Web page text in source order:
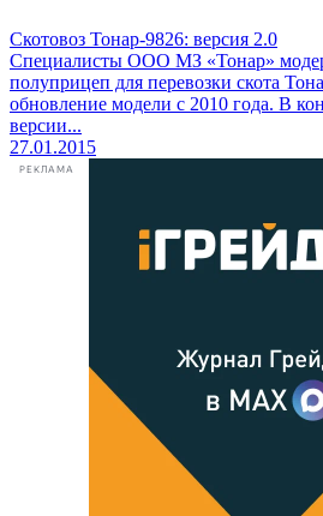
Скотовоз Тонар-9826: версия 2.0
Специалисты ООО МЗ «Тонар»
полуприцеп для перевозки скота
обновление модели с 2010 года. В
версии...
27.01.2015
РЕКЛАМА